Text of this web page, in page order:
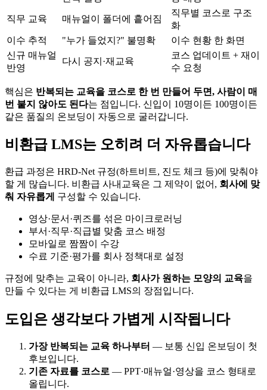
직무 교육 매뉴얼이 폴더에 흩어짐
직무별 코스로 구조
화
이수 추적
"누가 들었지?" 불명확
이수 현황 한 화면
신규 매뉴얼
반영
다시 공지·재교육
코스 업데이트 + 재이
수 요청
핵심은 반복되는 교육을 코스로 한 번 만들어 두면, 사람이 매
번 붙지 않아도 된다는 점입니다. 신입이 10명이든 100명이든
같은 품질의 온보딩이 자동으로 굴러갑니다.
비환급 LMS는 오히려 더 자유롭습니다
환급 과정은 HRD-Net 규정(하트비트, 진도 체크 등)에 맞춰야
할 게 많습니다. 비환급 사내교육은 그 제약이 없어, 회사에 맞
춰 자유롭게
구성할 수 있습니다.
영상·문서·퀴즈를 섞은 마이크로러닝
부서·직무·직급별 맞춤 코스 배정
모바일로 짬짬이 수강
수료 기준·평가를 회사 정책대로 설정
규정에 맞추는 교육이 아니라, 회사가 원하는 모양의 교육을
만들 수 있다는 게 비환급 LMS의 장점입니다.
도입은 생각보다 가볍게 시작됩니다
가장 반복되는 교육 하나부터 — 보통 신입 온보딩이 첫
후보입니다.
기존 자료를 코스로 — PPT·매뉴얼·영상을 코스 형태로
올립니다.